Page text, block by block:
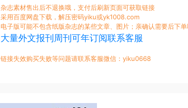
杂志素材售出后不退换哦，支付后刷新页面可获取链接
采用百度网盘下载，解压密码yiku或yk1008.com
电子版可能不包含纸版杂志的某些文章、图片；亲确认需要后下
大量外文报刊周刊可年订阅联系客服
链接失效购买失败等问题请联系客服微信：yiku0668